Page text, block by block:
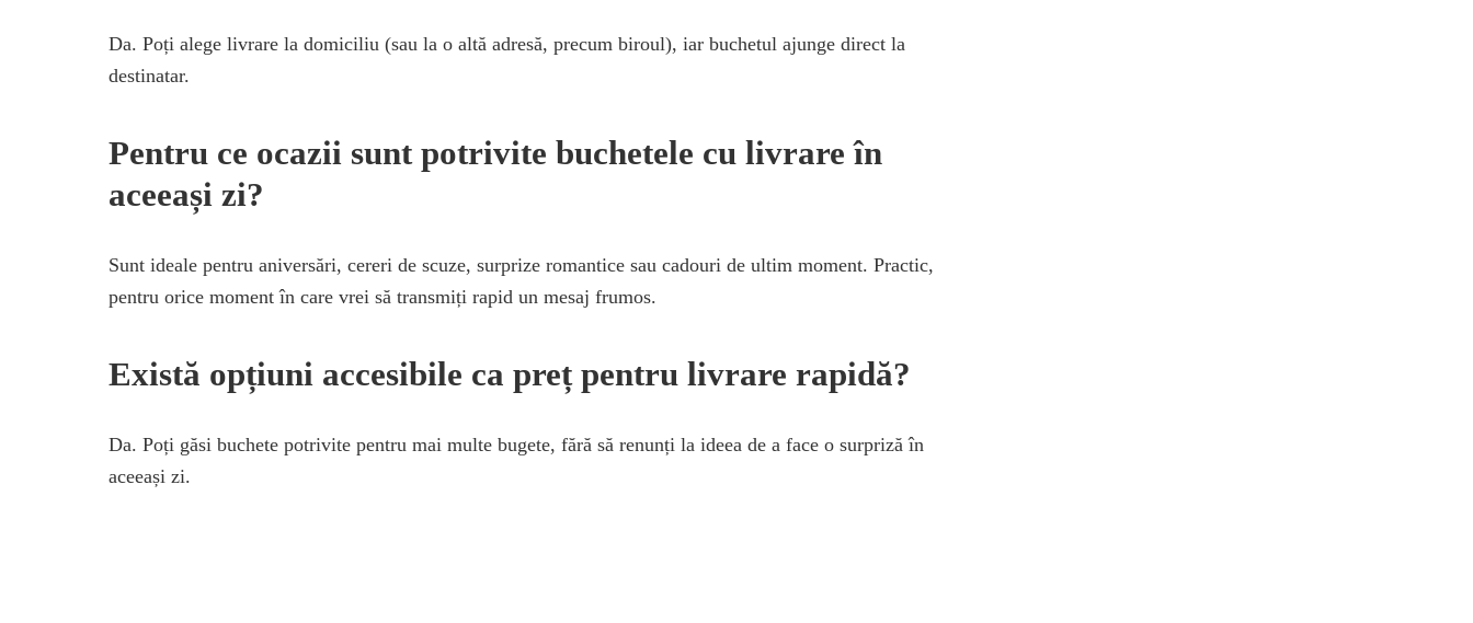
Da. Poți alege livrare la domiciliu (sau la o altă adresă, precum biroul), iar buchetul ajunge direct la
destinatar.
Pentru ce ocazii sunt potrivite buchetele cu livrare în
aceeași zi?
Sunt ideale pentru aniversări, cereri de scuze, surprize romantice sau cadouri de ultim moment. Practic,
pentru orice moment în care vrei să transmiți rapid un mesaj frumos.
Există opțiuni accesibile ca preț pentru livrare rapidă?
Da. Poți găsi buchete potrivite pentru mai multe bugete, fără să renunți la ideea de a face o surpriză în
aceeași zi.